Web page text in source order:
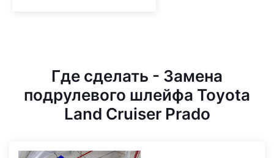
Где сделать - Замена
подрулевого шлейфа Toyota
Land Cruiser Prado